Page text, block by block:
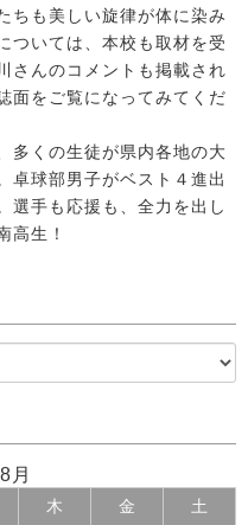
ちも美しい旋律が体に染み
ついては、本校も取材を受
さんのコメントも掲載され
面をご覧になってみてくだ
多くの生徒が県内各地の大
卓球部男子がベスト４進出
選手も応援も、全力を出し
高生！
月
木 金 土